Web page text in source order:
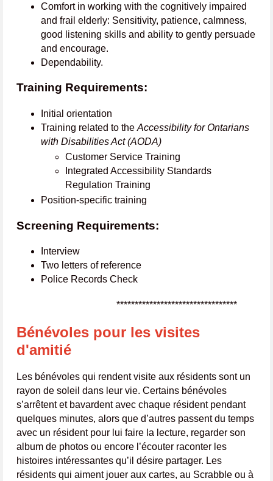
Comfort in working with the cognitively impaired
and frail elderly: Sensitivity, patience, calmness,
good listening skills and ability to gently persuade
and encourage.
Dependability.
Training Requirements:
Initial orientation
Training related to the Accessibility for Ontarians
with Disabilities Act (AODA)
Customer Service Training
Integrated Accessibility Standards
Regulation Training
Position-specific training
Screening Requirements:
Interview
Two letters of reference
Police Records Check
*********************************
Bénévoles pour les visites
d'amitié
Les bénévoles qui rendent visite aux résidents sont un
rayon de soleil dans leur vie. Certains bénévoles
s’arrêtent et bavardent avec chaque résident pendant
quelques minutes, alors que d’autres passent du temps
avec un résident pour lui faire la lecture, regarder son
album de photos ou encore l’écouter raconter les
histoires intéressantes qu’il désire partager. Les
résidents qui aiment jouer aux cartes, au Scrabble ou à